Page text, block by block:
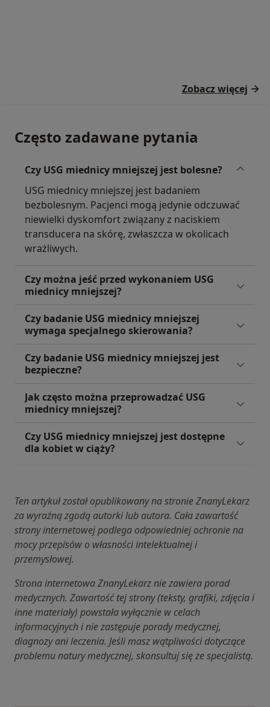
Zobacz więcej
Często zadawane pytania
Czy USG miednicy mniejszej jest bolesne?
USG miednicy mniejszej jest badaniem
bezbolesnym. Pacjenci mogą jedynie odczuwać
niewielki dyskomfort związany z naciskiem
transducera na skórę, zwłaszcza w okolicach
wrażliwych.
Czy można jeść przed wykonaniem USG
miednicy mniejszej?
Czy badanie USG miednicy mniejszej
wymaga specjalnego skierowania?
Czy badanie USG miednicy mniejszej jest
bezpieczne?
Jak często można przeprowadzać USG
miednicy mniejszej?
Czy USG miednicy mniejszej jest dostępne
dla kobiet w ciąży?
Ten artykuł został opublikowany na stronie ZnanyLekarz
za wyraźną zgodą autorki lub autora. Cała zawartość
strony internetowej podlega odpowiedniej ochronie na
mocy przepisów o własności intelektualnej i
przemysłowej.
Strona internetowa ZnanyLekarz nie zawiera porad
medycznych. Zawartość tej strony (teksty, grafiki, zdjęcia i
inne materiały) powstała wyłącznie w celach
informacyjnych i nie zastępuje porady medycznej,
diagnozy ani leczenia. Jeśli masz wątpliwości dotyczące
problemu natury medycznej, skonsultuj się ze specjalistą.